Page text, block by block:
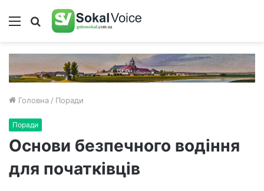
Меню Пошук
Головна / Поради
Поради
Основи безпечного водіння
для початківців